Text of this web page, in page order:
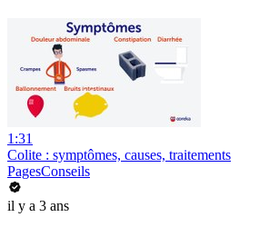
1:31
Colite : symptômes, causes, traitements
PagesConseils
il y a 3 ans